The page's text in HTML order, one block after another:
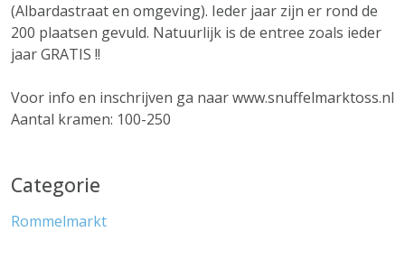
(Albardastraat en omgeving). Ieder jaar zijn er rond de
200 plaatsen gevuld. Natuurlijk is de entree zoals ieder
jaar GRATIS !!
Voor info en inschrijven ga naar www.snuffelmarktoss.nl
Aantal kramen: 100-250
Categorie
Rommelmarkt